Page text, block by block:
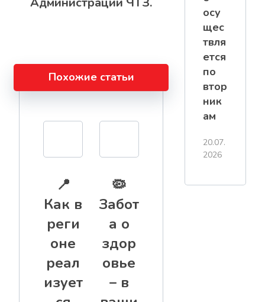
Похожие статьи
📍
Как в
реги
оне
реал
изует
🦠
Забот
а о
здор
овье
– в
осу
щес
твля
ется
по
втор
ник
ам
20.07.
2026